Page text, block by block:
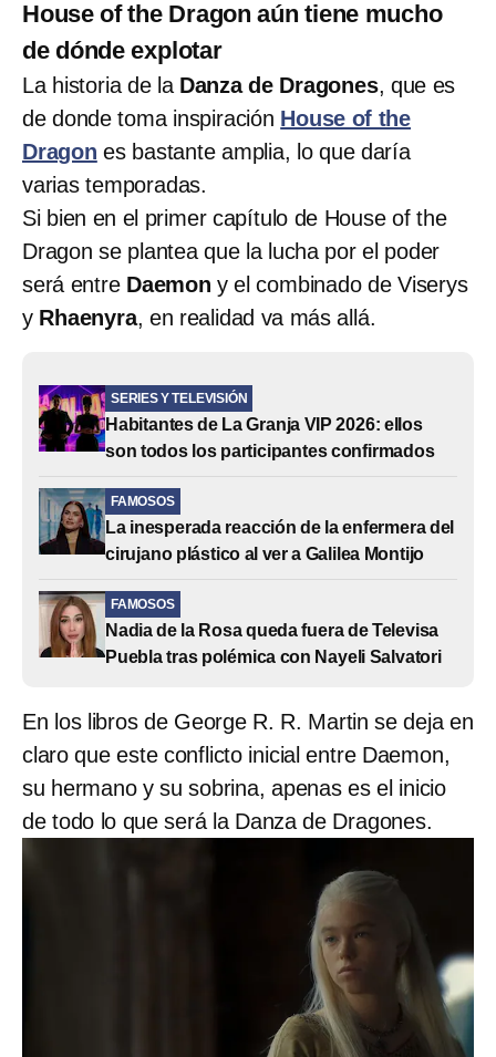
House of the Dragon aún tiene mucho
de dónde explotar
La historia de la Danza de Dragones, que es
de donde toma inspiración House of the
Dragon es bastante amplia, lo que daría
varias temporadas.
Si bien en el primer capítulo de House of the
Dragon se plantea que la lucha por el poder
será entre Daemony el combinado de Viserys
y Rhaenyra, en realidad va más allá.
SERIES Y TELEVISIÓN
Habitantes de La Granja VIP 2026: ellos
son todos los participantes confirmados
FAMOSOS
La inesperada reacción de la enfermera del
cirujano plástico al ver a Galilea Montijo
FAMOSOS
Nadia de la Rosa queda fuera de Televisa
Puebla tras polémica con Nayeli Salvatori
En los libros de George R. R. Martin se deja en
claro que este conflicto inicial entre Daemon,
su hermano y su sobrina, apenas es el inicio
de todo lo que será la Danza de Dragones.